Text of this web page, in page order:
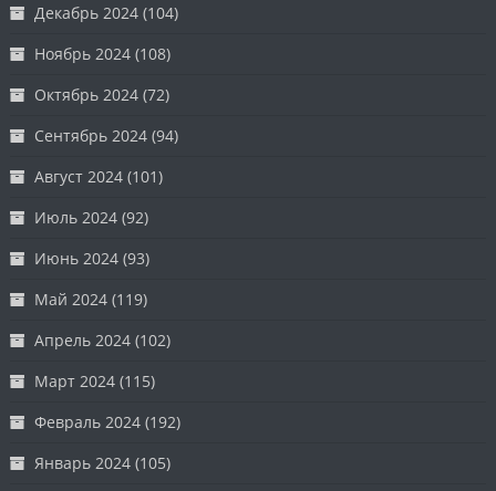
Декабрь 2024 (104)
Ноябрь 2024 (108)
Октябрь 2024 (72)
Сентябрь 2024 (94)
Август 2024 (101)
Июль 2024 (92)
Июнь 2024 (93)
Май 2024 (119)
Апрель 2024 (102)
Март 2024 (115)
Февраль 2024 (192)
Январь 2024 (105)